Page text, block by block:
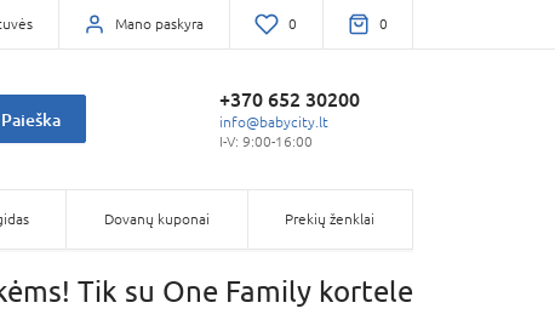
Mano paskyra 0 0
Paieška
+370 652 30200
info@babycity.lt
I-V: 9:00-16:00
Dovanų kuponai Prekių ženklai
Tik su One Family kortele